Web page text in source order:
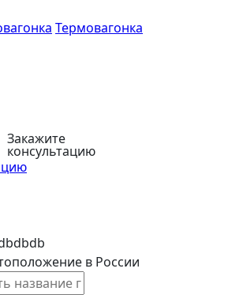
Термовагонка
Закажите
консультацию
в России